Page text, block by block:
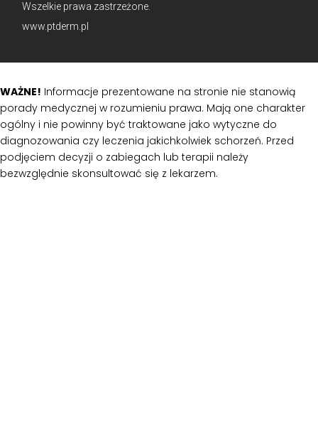
Wszelkie prawa zastrzeżone.
www.ptderm.pl
WAŻNE! Informacje prezentowane na stronie nie stanowią
porady medycznej w rozumieniu prawa. Mają one charakter
ogólny i nie powinny być traktowane jako wytyczne do
diagnozowania czy leczenia jakichkolwiek schorzeń. Przed
podjęciem decyzji o zabiegach lub terapii należy
bezwzględnie skonsultować się z lekarzem.